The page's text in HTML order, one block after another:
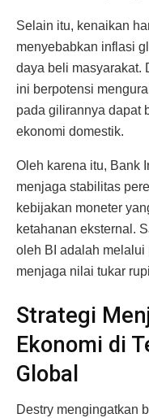
Selain itu, kenaikan
menyebabkan inflasi
daya beli masyarakat.
ini berpotensi
pada gilirannya dapat
ekonomi domestik.
Oleh karena itu, Bank
menjaga stabilitas
kebijakan moneter
ketahanan eksternal.
oleh BI adalah
menjaga nilai tukar
Strategi
Ekonomi di
Global
Destry mengingatkan